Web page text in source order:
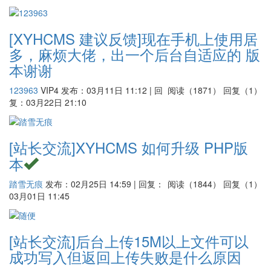
[XYHCMS 建议反馈]现在手机上使用居
多，麻烦大佬，出一个后台自适应的 版
本谢谢
阅读（1871） 回复（1）
123963 VIP4 发布：03月11日 11:12 | 回
复：03月22日 21:10
[站长交流]XYHCMS 如何升级 PHP版
本
阅读（1844） 回复（1）
踏雪无痕 发布：02月25日 14:59 | 回复：
03月01日 11:45
[站长交流]后台上传15M以上文件可以
成功写入但返回上传失败是什么原因